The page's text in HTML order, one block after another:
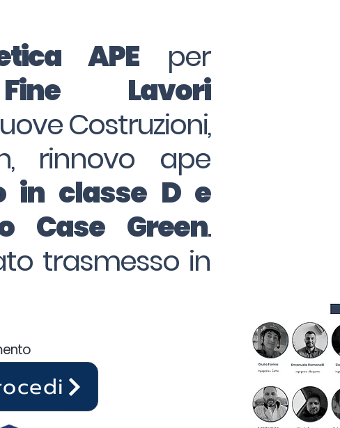
APEper
Fine Lavori
Costruzioni,
rinnovo ape
in classe D e
Case Green.
trasmesso in